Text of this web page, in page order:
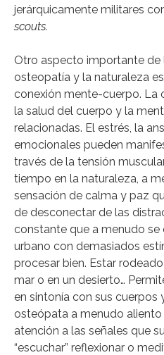
jerárquicamente militares
scouts.
Otro aspecto importante de
osteopatía y la naturaleza
conexión mente-cuerpo. La
la salud del cuerpo y la
relacionadas. El estrés, la
emocionales pueden
través de la tensión
tiempo en la naturaleza, a
sensación de calma y paz
de desconectar de las
constante que a menudo se
urbano con demasiados
procesar bien. Estar
mar o en un desierto…
en sintonía con sus cuerpos
osteópata a menudo
atención a las señales que
“escuchar” reflexionar o